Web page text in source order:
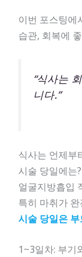
이번 포스팅에
습관, 회복에
“식사는
니다.”
식사는 언제부
시술 당일에는?
얼굴지방흡입
특히 마취가
시술 당일은
1~3일차: 부기